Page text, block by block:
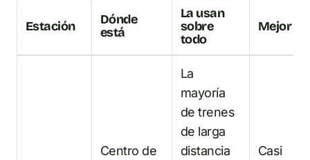
Estación
Dónde
está
La usan
sobre
todo
Mejor
Centro de
La
mayoría
de trenes
de larga
distancia
Casi